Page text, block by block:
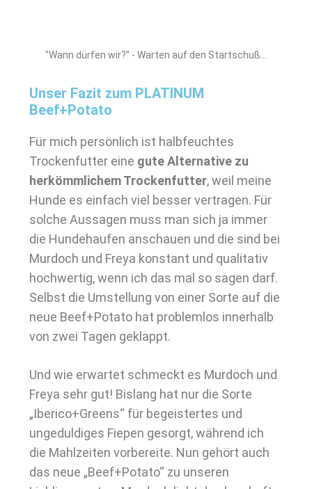
"Wann dürfen wir?" - Warten auf den Startschuß...
Unser Fazit zum PLATINUM
Beef+Potato
Für mich persönlich ist halbfeuchtes
Trockenfutter eine gute Alternative zu
herkömmlichem Trockenfutter, weil meine
Hunde es einfach viel besser vertragen. Für
solche Aussagen muss man sich ja immer
die Hundehaufen anschauen und die sind bei
Murdoch und Freya konstant und qualitativ
hochwertig, wenn ich das mal so sagen darf.
Selbst die Umstellung von einer Sorte auf die
neue Beef+Potato hat problemlos innerhalb
von zwei Tagen geklappt.
Und wie erwartet schmeckt es Murdoch und
Freya sehr gut! Bislang hat nur die Sorte
„Iberico+Greens“ für begeistertes und
ungeduldiges Fiepen gesorgt, während ich
die Mahlzeiten vorbereite. Nun gehört auch
das neue „Beef+Potato“ zu unseren